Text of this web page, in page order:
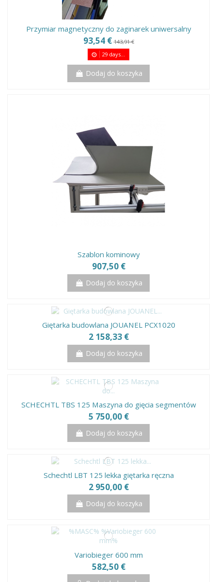
Przymiar magnetyczny do zaginarek uniwersalny
93,54 €143,91 €
29 days...
Dodaj do koszyka
Szablon kominowy
907,50 €
Dodaj do koszyka
Giętarka budowlana JOUANEL PCX1020
2 158,33 €
Dodaj do koszyka
SCHECHTL TBS 125 Maszyna do gięcia segmentów
5 750,00 €
Dodaj do koszyka
Schechtl LBT 125 lekka giętarka ręczna
2 950,00 €
Dodaj do koszyka
Variobieger 600 mm
582,50 €